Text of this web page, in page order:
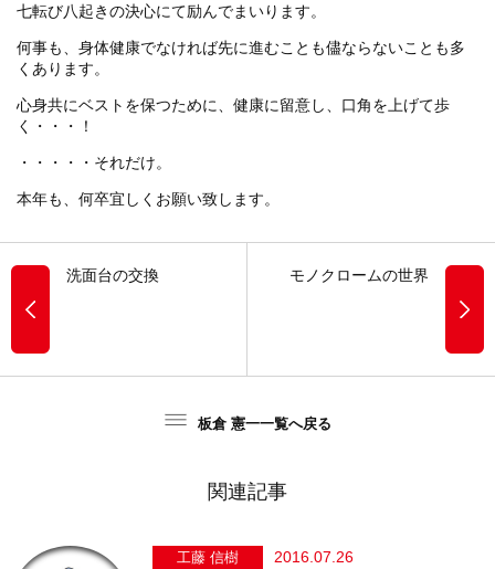
七転び八起きの決心にて励んでまいります。
何事も、身体健康でなければ先に進むことも儘ならないことも多
くあります。
心身共にベストを保つために、健康に留意し、口角を上げて歩
く・・・！
・・・・・それだけ。
本年も、何卒宜しくお願い致します。
洗面台の交換 モノクロームの世界
板倉 憲一一覧へ戻る
関連記事
工藤 信樹 2016.07.26